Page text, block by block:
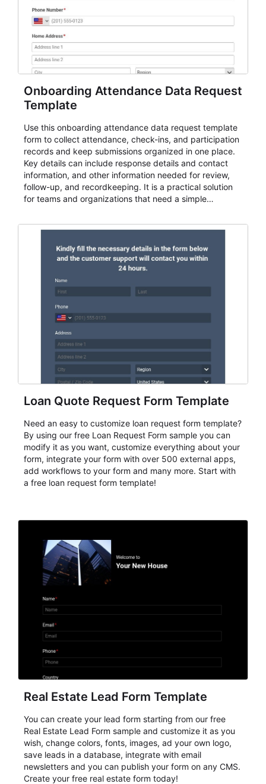
Onboarding Attendance Data Request
Template
Use this onboarding attendance data request template
form to collect attendance, check-ins, and participation
records and keep submissions organized in one place.
Key details can include response details and contact
information, and other information needed for review,
follow-up, and recordkeeping. It is a practical solution
for teams and organizations that need a simple
participation records.
Loan Quote Request Form Template
Need an easy to customize loan request form template?
By using our free Loan Request Form sample you can
modify it as you want, customize everything about your
form, integrate your form with over 500 external apps,
add workflows to your form and many more. Start with
a free loan request form template!
Real Estate Lead Form Template
You can create your lead form starting from our free
Real Estate Lead Form sample and customize it as you
wish, change colors, fonts, images, ad your own logo,
save leads in a database, integrate with email
newsletters and you can publish your form on any CMS.
Create your free real estate form today!